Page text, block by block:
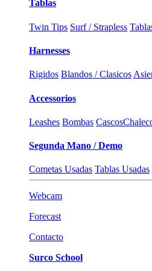
Tablas
Twin Tips Surf / Strapless
Harnesses
Rigidos Blandos / Clasicos
Accessorios
Leashes Bombas Cascos
Segunda Mano / Demo
Cometas Usadas Tablas Usadas
Webcam
Forecast
Contacto
Surco School